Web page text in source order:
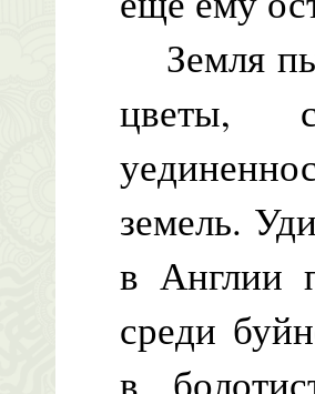
Земля
цветы,
земель.
в Англии
среди
в